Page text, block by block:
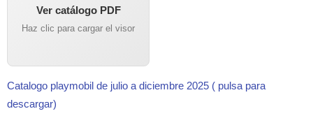
Ver catálogo PDF
Haz clic para cargar el visor
Catalogo playmobil de julio a diciembre 2025 ( pulsa para
descargar)